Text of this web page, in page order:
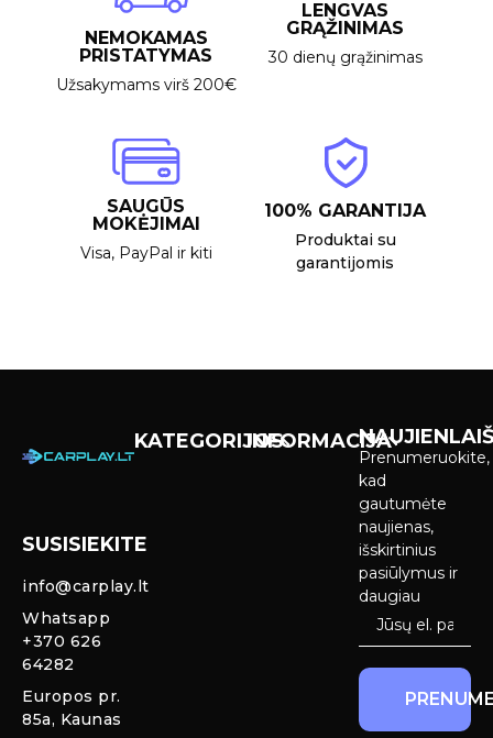
NEMOKAMAS
PRISTATYMAS
Užsakymams virš 200€
LENGVAS
GRĄŽINIMAS
30 dienų grąžinimas
SAUGŪS
MOKĖJIMAI
Visa, PayPal ir kiti
100% GARANTIJA
Produktai su
garantijomis
SUSISIEKITE
info@carplay.lt
Whatsapp
+370 626
64282
Europos pr.
85a, Kaunas
KATEGORIJOS
galinio vaizdo
INFORMACIJA
Prenumeruokite,
kad
gautumėte
naujienas,
išskirtinius
pasiūlymus ir
daugiau